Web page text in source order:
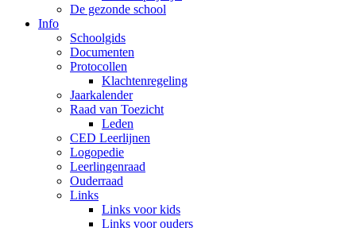
De gezonde school
Info
Schoolgids
Documenten
Protocollen
Klachtenregeling
Jaarkalender
Raad van Toezicht
Leden
CED Leerlijnen
Logopedie
Leerlingenraad
Ouderraad
Links
Links voor kids
Links voor ouders